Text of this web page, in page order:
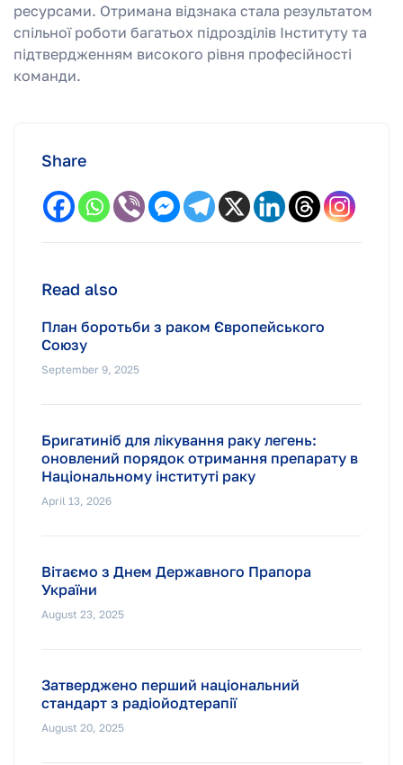
ресурсами. Отримана відзнака стала результатом
спільної роботи багатьох підрозділів Інституту та
підтвердженням високого рівня професійності
команди.
Share
Read also
План боротьби з раком Європейського
Союзу
September 9, 2025
Бригатиніб для лікування раку легень:
оновлений порядок отримання препарату в
Національному інституті раку
April 13, 2026
Вітаємо з Днем Державного Прапора
України
August 23, 2025
Затверджено перший національний
стандарт з радіойодтерапії
August 20, 2025